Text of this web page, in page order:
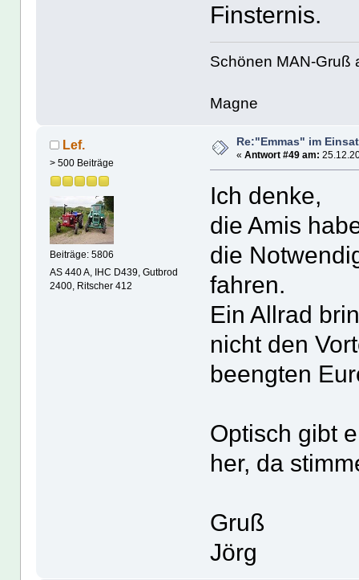
Finsternis.
Schönen MAN-Gruß
Magne
Lef.
> 500 Beiträge
Beiträge: 5806
AS 440 A, IHC D439, Gutbrod
2400, Ritscher 412
Re:"Emmas" im
« Antwort #49 am:
Ich denke,
die Amis
die
fahren.
Ein Allrad
nicht den
beengten
Optisch gibt
her, da
Gruß
Jörg